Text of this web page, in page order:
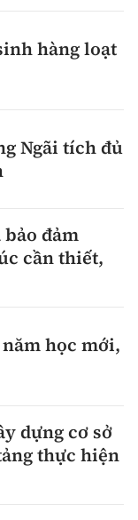
hàng loạt
Ngãi tích đủ
đảm
cần thiết,
học mới,
dựng cơ sở
thực hiện